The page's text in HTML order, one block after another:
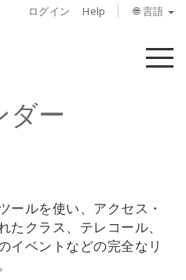
ログイン Help 🌐 言語
メ
ダー
ールを使い、アクセス・
たクラス、テレコール、
イベントなどの完全なリ